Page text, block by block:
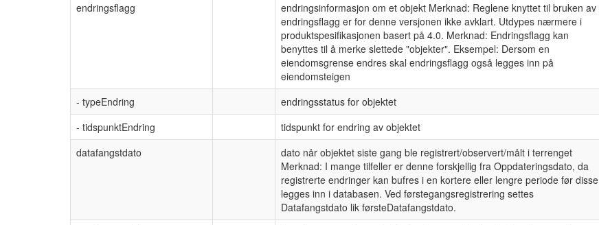
endringsflagg
endringsinformasjon om et objekt Merknad: Reglene knyttet til bruken av
endringsflagg er for denne versjonen ikke avklart. Utdypes nærmere i
produktspesifikasjonen basert på 4.0. Merknad: Endringsflagg kan
benyttes til å merke slettede "objekter". Eksempel: Dersom en
eiendomsgrense endres skal endringsflagg også legges inn på
eiendomsteigen
- typeEndring endringsstatus for objektet
- tidspunktEndring
tidspunkt for endring av objektet
datafangstdato
dato når objektet siste gang ble registrert/observert/målt i terrenget
Merknad: I mange tilfeller er denne forskjellig fra Oppdateringsdato, da
registrerte endringer kan bufres i en kortere eller lengre periode før disse
legges inn i databasen. Ved førstegangsregistrering settes
Datafangstdato lik førsteDatafangstdato.